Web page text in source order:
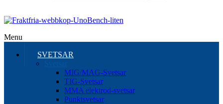
Menu
SVETSAR
MIG/MAG-Svetsar
TIG-Svetsar
MMA elektrod-svetsar
Punktsvetsar